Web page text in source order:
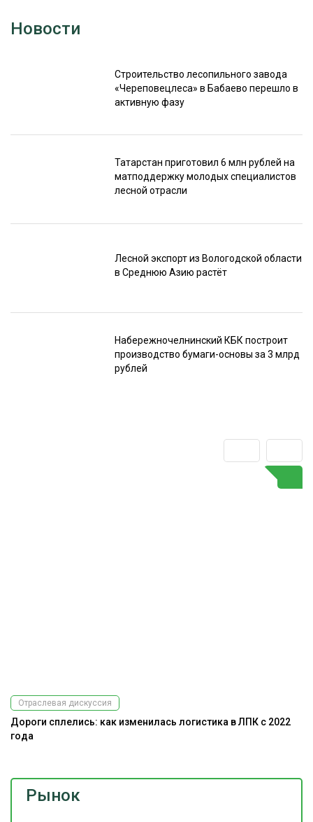
Новости
Строительство лесопильного завода
«Череповецлеса» в Бабаево перешло в
активную фазу
Татарстан приготовил 6 млн рублей на
матподдержку молодых специалистов
лесной отрасли
Лесной экспорт из Вологодской области
в Среднюю Азию растёт
Набережночелнинский КБК построит
производство бумаги-основы за 3 млрд
рублей
Рынок
Отраслевая дискуссия
Дороги сплелись: как изменилась логистика в ЛПК с 2022
года